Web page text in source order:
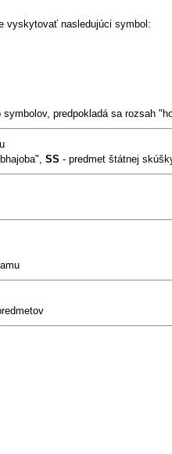
vyskytovať nasledujúci symbol:
predpokladá sa rozsah
SS - predmet štátnej